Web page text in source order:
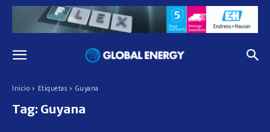
Inicio Etiquetas Guyana
Tag: Guyana